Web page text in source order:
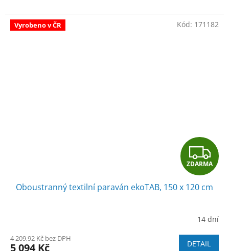
Vyrobeno v ČR
Z
D
A
R
M
ZDARMA
Oboustranný textilní paraván ekoTAB, 150 x 120 cm
14 dní
4 209,92 Kč bez DPH
5 094 Kč DETAIL
Kód: 171182